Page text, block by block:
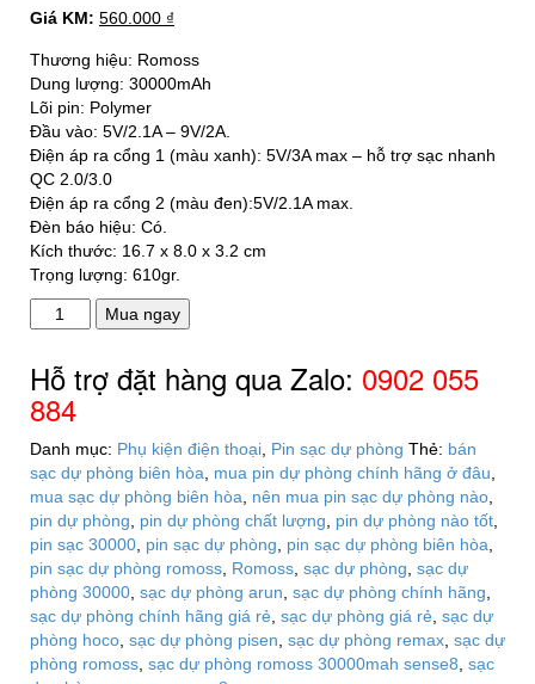
Giá KM: 560.000 ₫
Thương hiệu: Romoss
Dung lượng: 30000mAh
Lõi pin: Polymer
Đầu vào: 5V/2.1A – 9V/2A.
Điện áp ra cổng 1 (màu xanh): 5V/3A max – hỗ trợ sạc nhanh
QC 2.0/3.0
Điện áp ra cổng 2 (màu đen):5V/2.1A max.
Đèn báo hiệu: Có.
Kích thước: 16.7 x 8.0 x 3.2 cm
Trọng lượng: 610gr.
sạc
phòng
Romoss
Sense
8
30.000mAh
chính
hãng
số
lượng
Mua ngay
Hỗ trợ đặt hàng qua Zalo: 0902 055
884
Danh mục: Phụ kiện điện thoại Pin sạc dự phòng Thẻ: bán
sạc dự phòng biên hòa
mua pin dự phòng chính hãng ở đâu
mua sạc dự phòng biên hòa
nên mua pin sạc dự phòng nào
pin dự phòng
pin dự phòng chất lượng pin dự phòng nào tốt
pin sạc 30000 pin sạc dự phòng pin sạc dự phòng biên hòa
pin sạc dự phòng romoss Romoss sạc dự phòng sạc dự
phòng 30000 sạc dự phòng arun sạc dự phòng chính hãng
sạc dự phòng chính hãng giá rẻ sạc dự phòng giá rẻ sạc dự
phòng hoco sạc dự phòng pisen sạc dự phòng remax sạc dự
phòng romoss sạc dự phòng romoss 30000mah sense8 sạc